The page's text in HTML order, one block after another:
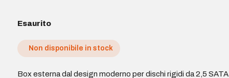
Esaurito
Non disponibile in stock
Box esterna dal design moderno per dischi rigidi da 2,5 SATA